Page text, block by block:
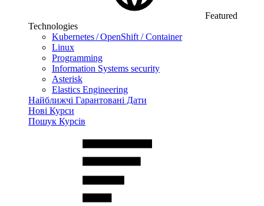
Featured
Technologies
Kubernetes / OpenShift / Container
Linux
Programming
Information Systems security
Asterisk
Elastics Engineering
Найближчі Гарантовані Дати
Нові Курси
Пошук Курсів